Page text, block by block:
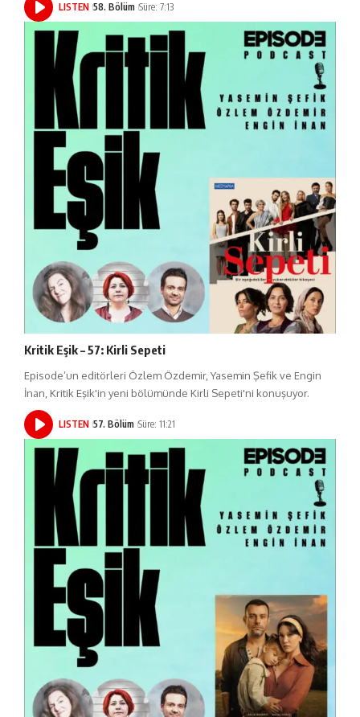
LISTEN 58. Bölüm Süre: 7:13
Kritik Eşik – 57: Kirli Sepeti
Episode’un editörleri Özlem Özdemir, Yasemin Şefik ve Engin
İnan, Kritik Eşik'in yeni bölümünde Kirli Sepeti'ni konuşuyor.
LISTEN 57. Bölüm Süre: 11:21